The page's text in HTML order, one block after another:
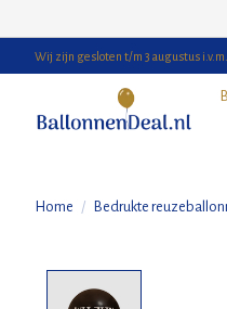
Wij zijn gesloten t/m 3 augustus
Home / Bedrukte